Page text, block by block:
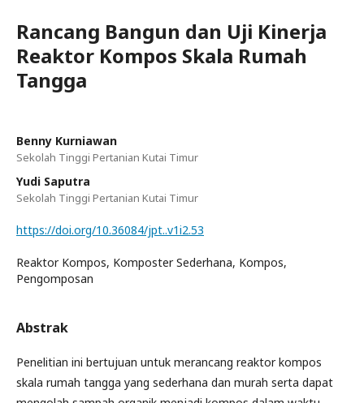
Rancang Bangun dan Uji Kinerja
Reaktor Kompos Skala Rumah
Tangga
Benny Kurniawan
Sekolah Tinggi Pertanian Kutai Timur
Yudi Saputra
Sekolah Tinggi Pertanian Kutai Timur
https://doi.org/10.36084/jpt..v1i2.53
Reaktor Kompos, Komposter Sederhana, Kompos,
Pengomposan
Abstrak
Penelitian ini bertujuan untuk merancang reaktor kompos
skala rumah tangga yang sederhana dan murah serta dapat